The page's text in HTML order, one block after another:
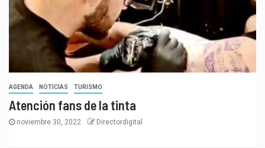
AGENDA NOTICIAS TURISMO
Atención fans de la tinta
noviembre 30, 2022 Directordigital